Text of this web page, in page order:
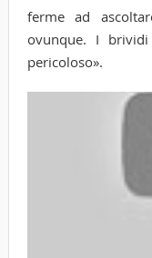
ferme ad
ovunque. I
pericoloso».